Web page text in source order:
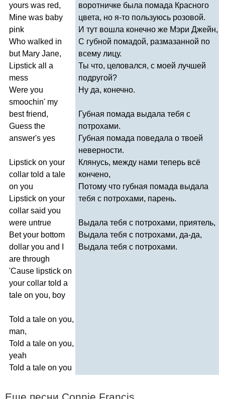
yours was red,
Mine was baby
pink
Who walked in
but Mary Jane,
Lipstick all
a
mess
Were you
smoochin' my
best friend,
Guess the
answer's yes
Lipstick on your
collar told a tale
on you
Lipstick on your
collar said you
were untrue
Bet your bottom
dollar you and
are through
'Cause lipstick on
your collar told a
tale on you, boy
Told a tale on you,
man,
Told a tale on you,
yeah
Told a tale on you
воротничке была помада Красного
цвета, но я-то пользуюсь розовой.
И тут вошла конечно же Мэри Джейн,
С губной помадой, размазанной по
всему лицу.
Ты что, целовался, с моей лучшей
подругой?
Ну да, конечно.
Губная помада выдала тебя с
потрохами.
Губная помада поведала о твоей
неверности.
Клянусь, между нами теперь всё
кончено,
Потому что губная помада выдала
тебя с потрохами, парень.
Выдала тебя с потрохами, приятель,
Выдала тебя с потрохами, да-да,
Выдала тебя с потрохами.
Еще песни Connie Francis